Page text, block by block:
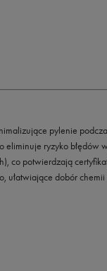
pylenie
eliminuje ryzyko błędów
co potwierdzają
ułatwiające dobór